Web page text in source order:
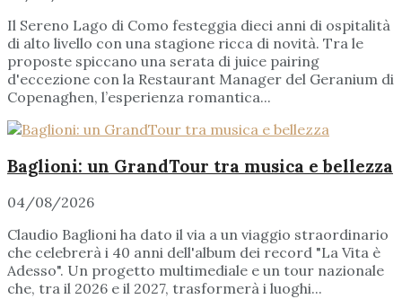
Il Sereno Lago di Como festeggia dieci anni di ospitalità
di alto livello con una stagione ricca di novità. Tra le
proposte spiccano una serata di juice pairing
d'eccezione con la Restaurant Manager del Geranium di
Copenaghen, l’esperienza romantica...
Baglioni: un GrandTour tra musica e bellezza
04/08/2026
Claudio Baglioni ha dato il via a un viaggio straordinario
che celebrerà i 40 anni dell'album dei record "La Vita è
Adesso". Un progetto multimediale e un tour nazionale
che, tra il 2026 e il 2027, trasformerà i luoghi...